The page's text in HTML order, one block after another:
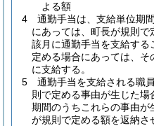
よる額
4
通勤手当は、支給単位期間
にあっては、町長が規則で
該月に通勤手当を支給す
定める場合にあっては、そ
に支給する。
5
通勤手当を支給される職
則で定める事由が生じた
期間のうちこれらの事由
が規則で定める額を返納さ